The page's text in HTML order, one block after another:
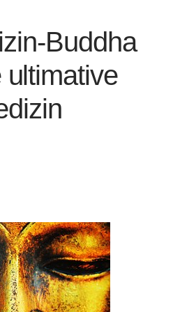
Buddha
ultimative